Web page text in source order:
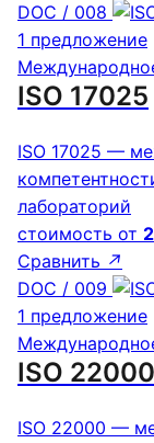
DOC / 008
1 предложение
ISO 17025
ISO 17025 —
лабораторий
стоимость от
Сравнить ↗
DOC / 009
1 предложение
ISO 22000
ISO 22000 —